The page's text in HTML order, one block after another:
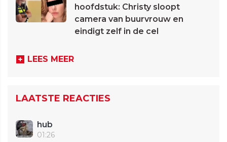
hoofdstuk: Christy sloopt
camera van buurvrouw en
eindigt zelf in de cel
LEES MEER
LAATSTE REACTIES
hub
01:26